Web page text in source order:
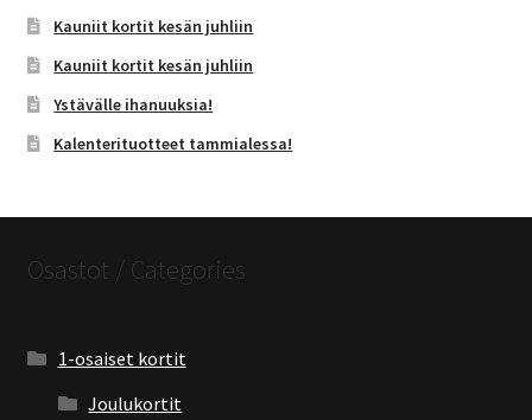
Kauniit kortit kesän juhliin
Kauniit kortit kesän juhliin
Ystävälle ihanuuksia!
Kalenterituotteet tammialessa!
Osastot / Categories
1-osaiset kortit
Joulukortit